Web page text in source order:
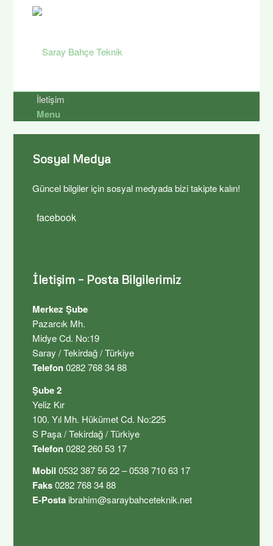
İletişim
Menu
Sosyal Medya
Güncel bilgiler için sosyal medyada bizi takipte kalın!
facebook
İletişim – Posta Bilgilerimiz
Merkez Şube
Pazarcık Mh.
Midye Cd. No:19
Saray / Tekirdağ / Türkiye
Telefon0282 768 34 88
Şube 2
Yeliz Kır
100. Yıl Mh. Hükümet Cd. No:225
S Paşa / Tekirdağ / Türkiye
Telefon0282 260 53 17
Mobil 0532 387 56 22 – 0538 710 63 17
Faks0282 768 34 88
E-Posta ibrahim@saraybahceteknik.net